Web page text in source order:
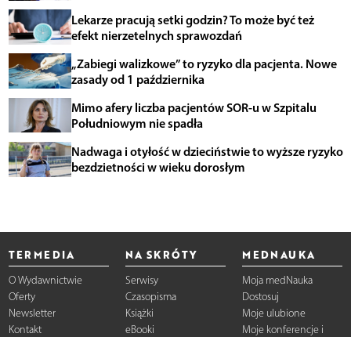
Lekarze pracują setki godzin? To może być też
efekt nierzetelnych sprawozdań
„Zabiegi walizkowe” to ryzyko dla pacjenta. Nowe
zasady od 1 października
Mimo afery liczba pacjentów SOR-u w Szpitalu
Południowym nie spadła
Nadwaga i otyłość w dzieciństwie to wyższe ryzyko
bezdzietności w wieku dorosłym
TERMEDIA
O Wydawnictwie
Oferty
Newsletter
Kontakt
NA SKRÓTY
Serwisy
Czasopisma
Książki
eBooki
MEDNAUKA
Moja medNauka
Dostosuj
Moje ulubione
Moje konferencje i